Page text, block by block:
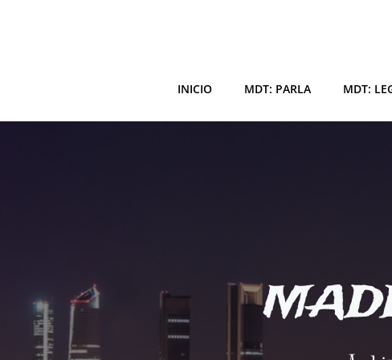
INICIO MDT: PARLA MDT: